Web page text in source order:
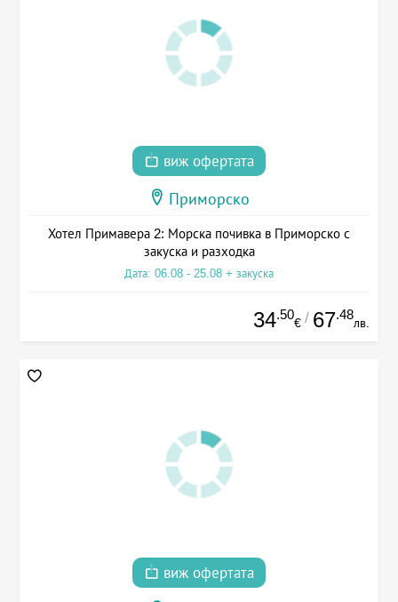
виж офертата
Приморско
Хотел Примавера 2: Морска почивка в Приморско с
закуска и разходка
Дата: 06.08 - 25.08 + закуска
34.50
€ / 67.48
лв.
виж офертата